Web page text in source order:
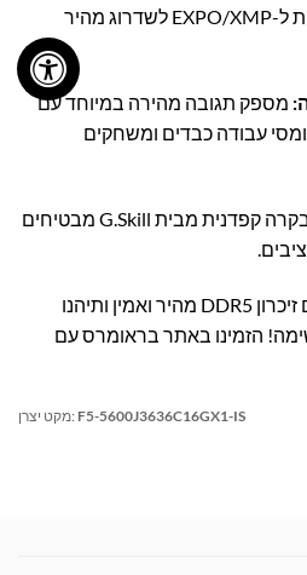
DDR5, עם תמיכה אופטימלית ל-EXPO/XMP לשדרוג מהיר
מספק תגובה מהירה במיוחד עם
לעומסי עבודה כבדים ומשחקים
איכות ובקרה קפדנית מבית G.Skill מבטיחים
שדרגו עכשיו את המחשב עם זיכרון DDR5 מהיר ואמין ותיהנו
הזמינו באתר בראומרס עם
מקט יצרן: F5-5600J3636C16GX1-IS